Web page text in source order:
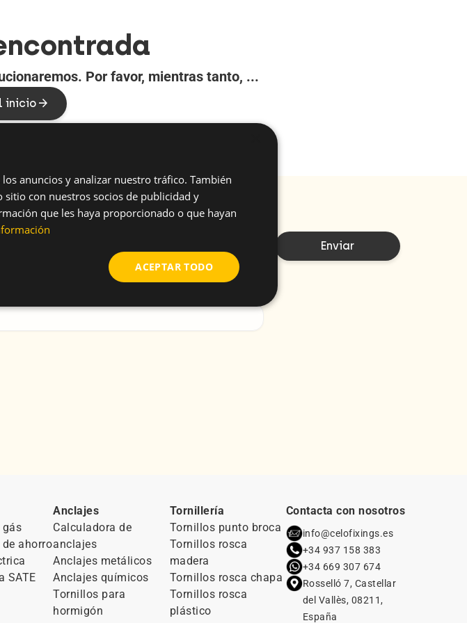
Por favor, mientras tanto, ...
inicio
gás
ahorro
SATE
Anclajes
Calculadora de
anclajes
Anclajes metálicos
Anclajes químicos
Tornillos para
hormigón
Tornillería
Tornillos punto broca
Tornillos rosca
madera
Tornillos rosca chapa
Tornillos rosca
plástico
Contacta con nosotros
info@celofixings.es
+34 937 158 383
+34 669 307 674
Rosselló 7, Castellar
del Vallès, 08211,
España
anuncios y analizar nuestro tráfico. También
con nuestros socios de publicidad y
que les haya proporcionado o que hayan
ACEPTAR TODO